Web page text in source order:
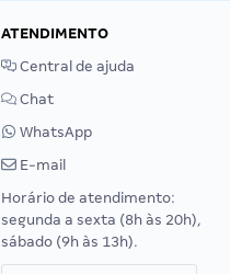
ATENDIMENTO
Central de ajuda
Chat
WhatsApp
E-mail
Horário de atendimento:
segunda a sexta (8h às 20h),
sábado (9h às 13h).